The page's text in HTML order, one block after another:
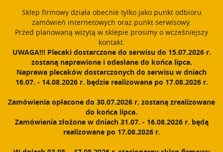
{dataLayer.push(arguments);} gtag('js', new Date()); gtag('config',
'UA-11892555-1');
PROUDLY MADE IN POLAND SINCE 1984 Polski
Zarejestruj się Zaloguj się 0
N
w
g
|WaterProtector
Sklep firmowy działa obecnie tylko jako punkt odbioru
zamówień internetowych oraz punkt serwisowy.
Przed planowaną wizytą w sklepie prosimy o wcześniejszy
kontakt.
UWAGA!!! Plecaki dostarczone do serwisu do 15.07.2026 r.
zostaną naprawione i odesłane do końca lipca.
Naprawa plecaków dostarczonych do serwisu w dniach
16.07. - 14.08.2026 r. będzie realizowana po 17.08.2026 r.
Zamówienia opłacone do 30.07.2026 r. zostaną zrealizowane
do końca lipca.
Zamówienia złożone w dniach 31.07. - 16.08.2026 r. będą
realizowane po 17.08.2026 r.